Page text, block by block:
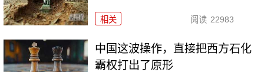
相关 阅读 22983
中国这波操作，直接把西方石化
霸权打出了原形